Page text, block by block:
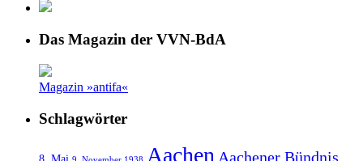
Das Magazin der VVN-BdA
Magazin »antifa«
Schlagwörter
Aachen Aachener Bündnis